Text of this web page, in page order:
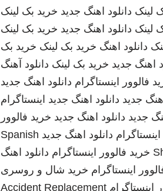
لینک دانلود اهنگ جدید خرید بک لینک
لینک دانلود اهنگ جدید خرید بک لینک
دانلود اهنگ خرید بک لینک خرید بک
اهنگ جدید خرید بک لینک دانلود آهنگ
فالوور اینستاگرام دانلود اهنگ جدید
جدید دانلود اهنگ جدید اینستاگرام
جدید دانلود اهنگ جدید خرید فالوور
اینستاگرام دانلود اهنگ جدید Spanish
خرید فالوور اینستاگرام دانلود اهنگ
اینستاگرام خرید شال و روسری
اینستاگرام Accident Replacement